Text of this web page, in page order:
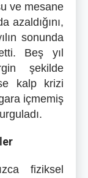
ve mesane
azaldığını,
sonunda
Beş yıl
şekilde
kalp krizi
içmemiş
fiziksel